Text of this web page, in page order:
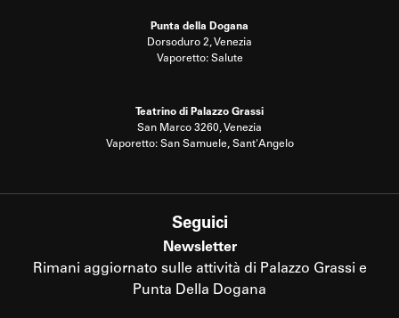
Punta della Dogana
Dorsoduro 2, Venezia
Vaporetto: Salute
Teatrino di Palazzo Grassi
San Marco 3260, Venezia
Vaporetto: San Samuele, Sant'Angelo
Seguici
Newsletter
Rimani aggiornato sulle attività di Palazzo Grassi e
Punta Della Dogana